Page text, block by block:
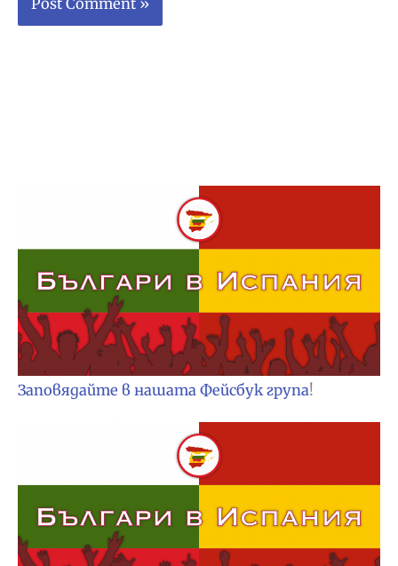
Заповядайте в нашата Фейсбук група!